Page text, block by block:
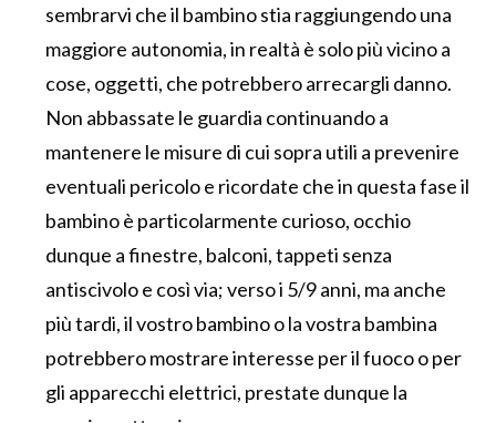
sembrarvi che il bambino stia raggiungendo una
maggiore autonomia, in realtà è solo più vicino a
cose, oggetti, che potrebbero arrecargli danno.
Non abbassate le guardia continuando a
mantenere le misure di cui sopra utili a prevenire
eventuali pericolo e ricordate che in questa fase il
bambino è particolarmente curioso, occhio
dunque a finestre, balconi, tappeti senza
antiscivolo e così via; verso i 5/9 anni, ma anche
più tardi, il vostro bambino o la vostra bambina
potrebbero mostrare interesse per il fuoco o per
gli apparecchi elettrici, prestate dunque la